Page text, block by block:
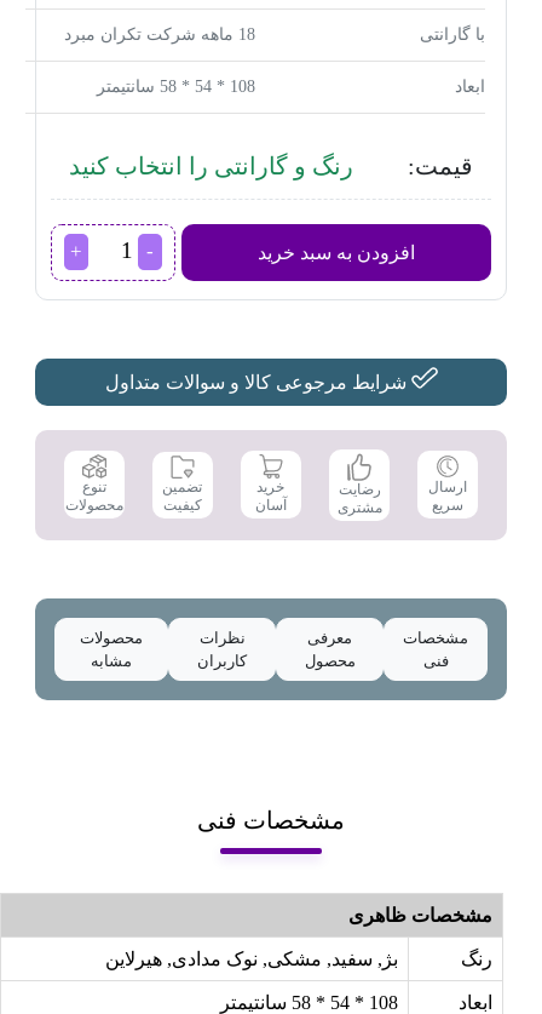
با گارانتی 18 ماهه شرکت تکران مبرد
ابعاد 108 * 54 * 58 سانتیمتر
قیمت: رنگ و گارانتی را انتخاب کنید
افزودن به سبد خرید
یخچال
ایستکول
عدد
شرایط مرجوعی کالا و سوالات متداول
ارسال
سریع
رضایت
مشتری
خرید
آسان
تضمین
کیفیت
تنوع
محصولات
مشخصات
فنی
معرفی
محصول
نظرات
کاربران
محصولات
مشابه
مشخصات فنی
مشخصات ظاهری
رنگ بژ, سفید, مشکی, نوک مدادی, هیرلاین
ابعاد 108 * 54 * 58 سانتیمتر